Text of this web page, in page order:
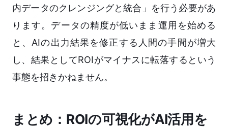
内データのクレンジングと統合」を行う必要があ
ります。データの精度が低いまま運用を始める
と、AIの出力結果を修正する人間の手間が増大
し、結果としてROIがマイナスに転落するという
事態を招きかねません。
まとめ：ROIの可視化がAI活用を